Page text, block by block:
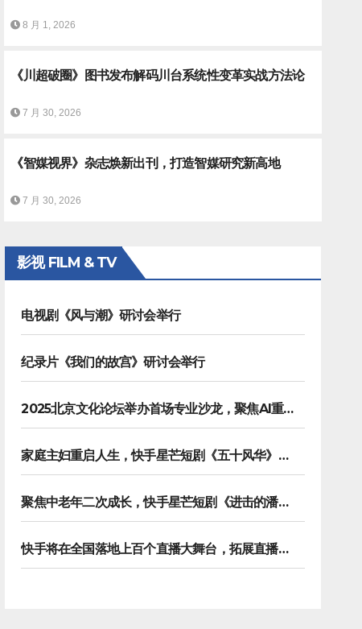
8 月 1, 2026
《川超破圈》图书发布解码川台系统性变革实战方法论
7 月 30, 2026
《智媒视界》杂志焕新出刊，打造智媒研究新高地
7 月 30, 2026
影视 FILM & TV
电视剧《风与潮》研讨会举行
纪录片《我们的故宫》研讨会举行
2025北京文化论坛举办首场专业沙龙，聚焦AI重塑内容生产
家庭主妇重启人生，快手星芒短剧《五十风华》上演中年大女主逆袭
聚焦中老年二次成长，快手星芒短剧《进击的潘叔》诠释银发力量
快手将在全国落地上百个直播大舞台，拓展直播夜经济生态